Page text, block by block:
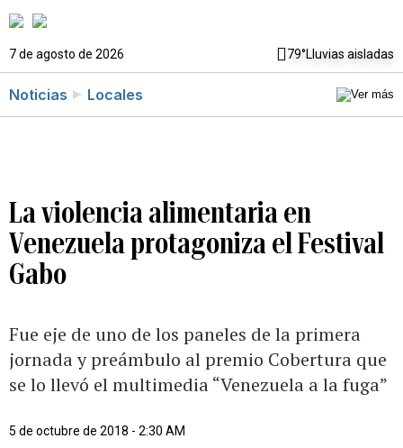
7 de agosto de 2026 79°Lluvias aisladas
Noticias Locales
La violencia alimentaria en
Venezuela protagoniza el Festival
Gabo
Fue eje de uno de los paneles de la primera
jornada y preámbulo al premio Cobertura que
se lo llevó el multimedia “Venezuela a la fuga”
5 de octubre de 2018 - 2:30 AM